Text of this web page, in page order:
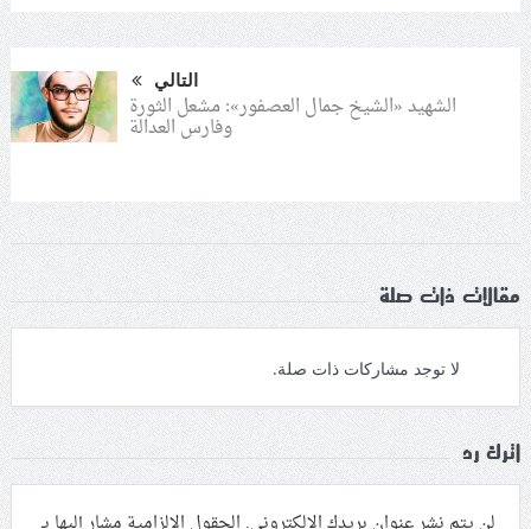
التالي
الشهيد «الشيخ جمال العصفور»: مشعل الثورة
وفارس العدالة
مقالات ذات صلة
لا توجد مشاركات ذات صلة.
اترك رد